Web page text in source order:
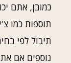
כמובן, אתם
תוספות כמו
תיבול לפי
נוספים אם